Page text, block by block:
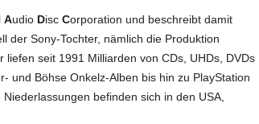
Audio Disc Corporation und beschreibt damit
der Sony-Tochter, nämlich die Produktion
seit 1991 Milliarden von CDs, UHDs, DVDs
und Böhse Onkelz-Alben bis hin zu PlayStation
befinden sich in den USA,